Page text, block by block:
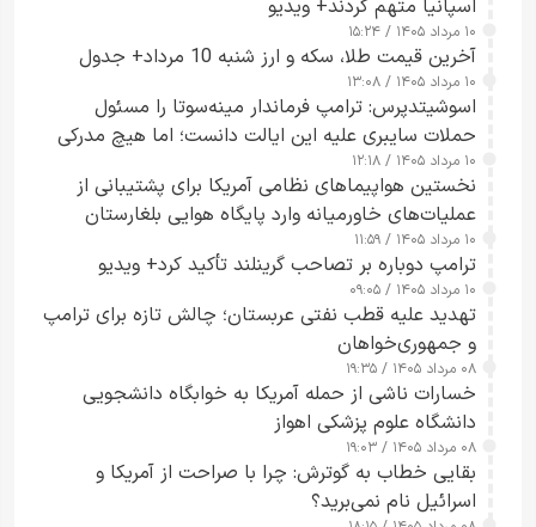
اسپانیا متهم کردند+ ویدیو
۱۰ مرداد ۱۴۰۵ / ۱۵:۲۴
آخرین قیمت طلا، سکه و ارز شنبه 10 مرداد+ جدول
۱۰ مرداد ۱۴۰۵ / ۱۳:۰۸
اسوشیتدپرس: ترامپ فرماندار مینه‌سوتا را مسئول
حملات سایبری علیه این ایالت دانست؛ اما هیچ مدرکی
ارائه نکرد
۱۰ مرداد ۱۴۰۵ / ۱۲:۱۸
نخستین هواپیماهای نظامی آمریکا برای پشتیبانی از
عملیات‌های خاورمیانه وارد پایگاه هوایی بلغارستان
شدند
۱۰ مرداد ۱۴۰۵ / ۱۱:۵۹
ترامپ دوباره بر تصاحب گرینلند تأکید کرد+ ویدیو
۱۰ مرداد ۱۴۰۵ / ۰۹:۰۵
تهدید علیه قطب نفتی عربستان؛ چالش تازه برای ترامپ
و جمهوری‌خواهان
۰۸ مرداد ۱۴۰۵ / ۱۹:۳۵
خسارات ناشی از حمله آمریکا به خوابگاه دانشجویی
دانشگاه علوم پزشکی اهواز
۰۸ مرداد ۱۴۰۵ / ۱۹:۰۳
بقایی خطاب به گوترش: چرا با صراحت از آمریکا و
اسرائیل نام نمی‌برید؟